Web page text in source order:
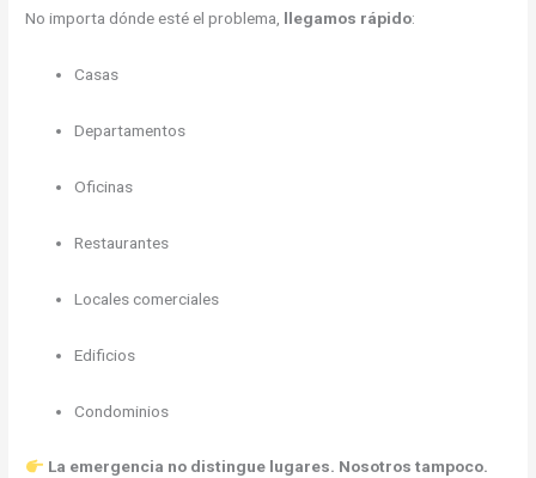
No importa dónde esté el problema, llegamos rápido:
Casas
Departamentos
Oficinas
Restaurantes
Locales comerciales
Edificios
Condominios
La emergencia no distingue lugares. Nosotros tampoco.